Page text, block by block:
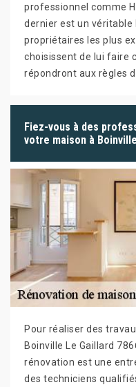
professionnel comme
dernier est un véritable
propriétaires les plus
choisissent de lui faire
répondront aux règles
Fiez-vous à des
votre maison à
Pour réaliser des
Boinville Le Gaillard
rénovation est une
des techniciens